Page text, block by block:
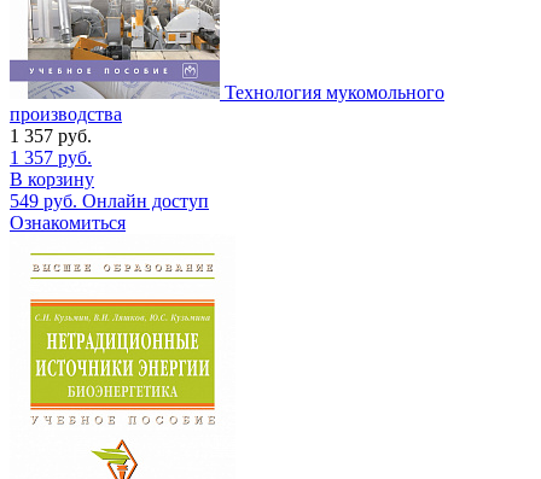
Технология мукомольного
производства
1 357 руб.
1 357 руб.
В корзину
549 руб. Онлайн доступ
Ознакомиться